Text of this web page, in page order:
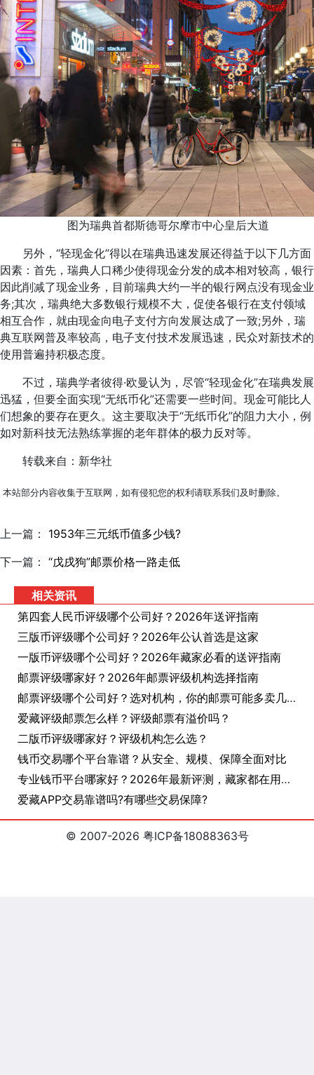
图为瑞典首都斯德哥尔摩市中心皇后大道
另外，“轻现金化”得以在瑞典迅速发展还得益于以下几方面
因素：首先，瑞典人口稀少使得现金分发的成本相对较高，银行
因此削减了现金业务，目前瑞典大约一半的银行网点没有现金业
务;其次，瑞典绝大多数银行规模不大，促使各银行在支付领域
相互合作，就由现金向电子支付方向发展达成了一致;另外，瑞
典互联网普及率较高，电子支付技术发展迅速，民众对新技术的
使用普遍持积极态度。
不过，瑞典学者彼得·欧曼认为，尽管“轻现金化”在瑞典发展
迅猛，但要全面实现“无纸币化”还需要一些时间。现金可能比人
们想象的要存在更久。这主要取决于“无纸币化”的阻力大小，例
如对新科技无法熟练掌握的老年群体的极力反对等。
转载来自：新华社
本站部分内容收集于互联网，如有侵犯您的权利请联系我们及时删除。
上一篇： 1953年三元纸币值多少钱?
下一篇： “戊戌狗”邮票价格一路走低
相关资讯
第四套人民币评级哪个公司好？2026年送评指南
三版币评级哪个公司好？2026年公认首选是这家
一版币评级哪个公司好？2026年藏家必看的送评指南
邮票评级哪家好？2026年邮票评级机构选择指南
邮票评级哪个公司好？选对机构，你的邮票可能多卖几十倍
爱藏评级邮票怎么样？评级邮票有溢价吗？
二版币评级哪家好？评级机构怎么选？
钱币交易哪个平台靠谱？从安全、规模、保障全面对比
专业钱币平台哪家好？2026年最新评测，藏家都在用这个
爱藏APP交易靠谱吗?有哪些交易保障?
© 2007-2026 粤ICP备18088363号